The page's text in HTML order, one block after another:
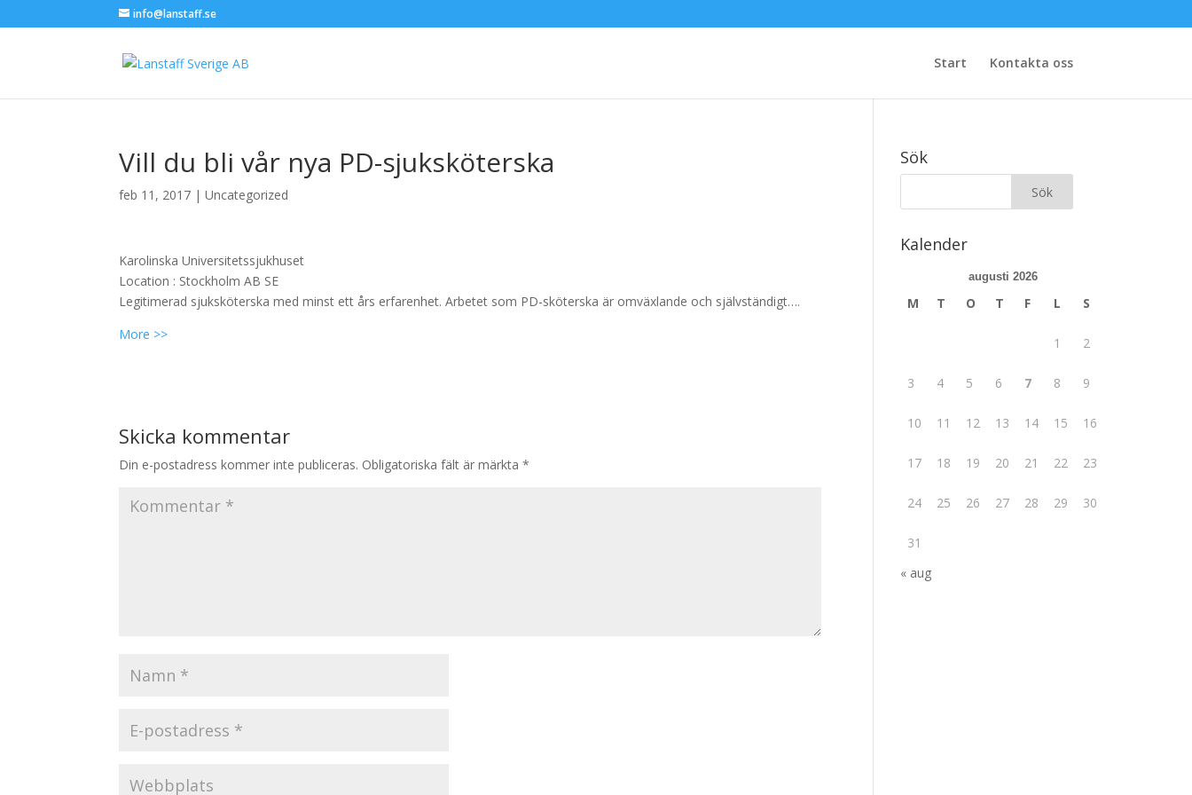
info@lanstaff.se
Start Kontakta oss
Vill du bli vår nya PD-sjuksköterska
feb 11, 2017 |Uncategorized
Karolinska Universitetssjukhuset
Location : Stockholm AB SE
Legitimerad sjuksköterska med minst ett års erfarenhet. Arbetet som PD-sköterska är omväxlande och självständigt….
More >>
Skicka kommentar
Din e-postadress kommer inte publiceras. Obligatoriska fält är märkta*
Sök
Kalender
augusti 2026
M T O T F L S
1 2
3 4 5 6 7 8 9
10 11 12 13 14 15 16
17 18 19 20 21 22 23
24 25 26 27 28 29 30
31
« aug